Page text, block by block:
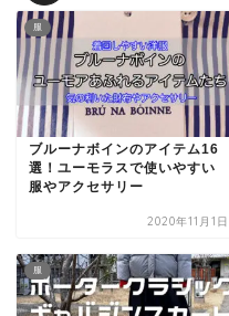
服
ブルーナボインのアイテム16
選！ユーモラスで使いやすい
服やアクセサリー
2020年11月1日
服